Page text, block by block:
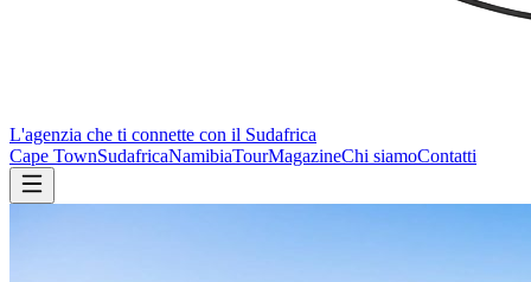
L'agenzia che ti connette con il Sudafrica
Cape TownSudafricaNamibiaTourMagazineChi siamoContatti